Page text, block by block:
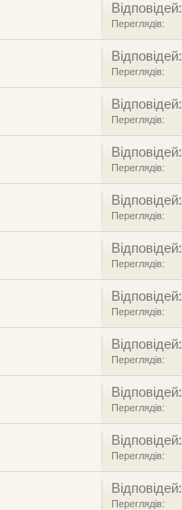
Відповідей:
Переглядів:
Відповідей:
Переглядів:
Відповідей:
Переглядів:
Відповідей:
Переглядів:
Відповідей:
Переглядів:
Відповідей:
Переглядів:
Відповідей:
Переглядів:
Відповідей:
Переглядів:
Відповідей:
Переглядів:
Відповідей:
Переглядів:
Відповідей:
Переглядів: